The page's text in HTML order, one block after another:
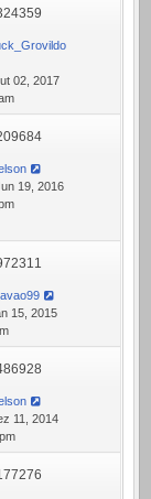
02, 2017
19, 2016
15, 2015
11, 2014